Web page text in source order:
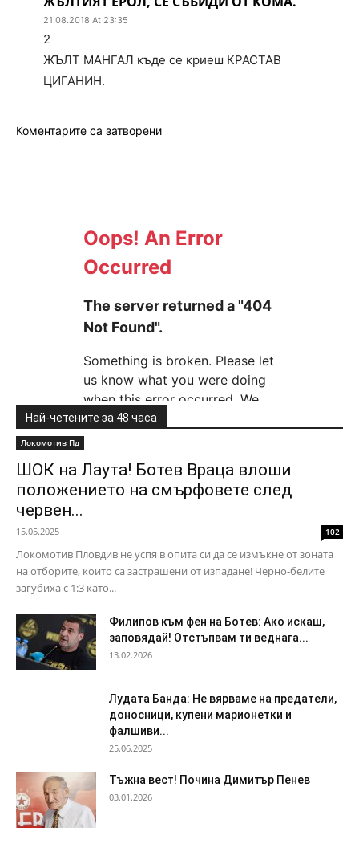
21.08.2018 At 23:35
2
ЖЪЛТ МАНГАЛ къде се криеш КРАСТАВ
ЦИГАНИН.
Коментарите са затворени
Най-четените за 48 часа
Локомотив Пд
ШОК на Лаута! Ботев Враца влоши
положението на смърфовете след
червен...
15.05.2025 102
Локомотив Пловдив не успя в опита си да се измъкне от зоната
на отборите, които са застрашени от изпадане! Черно-белите
загубиха с 1:3 като...
Филипов към фен на Ботев: Ако искаш,
заповядай! Отстъпвам ти веднага...
13.02.2026
Лудата Банда: Не вярваме на предатели,
доносници, купени марионетки и
фалшиви...
25.06.2025
Тъжна вест! Почина Димитър Пенев
03.01.2026